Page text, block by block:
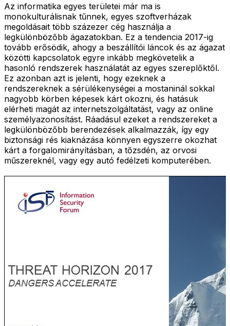
Az informatika egyes területei már ma is
monokulturálisnak tűnnek, egyes szoftverházak
megoldásait több százezer cég használja a
legkülönbözőbb ágazatokban. Ez a tendencia 2017-ig
tovább erősödik, ahogy a beszállítói láncok és az ágazat
közötti kapcsolatok egyre inkább megkövetelik a
hasonló rendszerek használatát az egyes szereplőktől.
Ez azonban azt is jelenti, hogy ezeknek a
rendszereknek a sérülékenységei a mostaninál sokkal
nagyobb körben képesek kárt okozni, és hatásuk
elérheti magát az internetszolgáltatást, vagy az online
személyazonosítást. Ráadásul ezeket a rendszereket a
legkülönbözőbb berendezések alkalmazzák, így egy
biztonsági rés kiaknázása könnyen egyszerre okozhat
kárt a forgalomirányításban, a tőzsdén, az orvosi
műszereknél, vagy egy autó fedélzeti komputerében.